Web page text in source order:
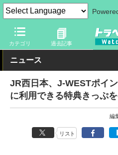
カテゴリ 過去記事
トラベル Watch 旅の方法 鉄旅
ニュース
JR西日本、J-WESTポイ
に利用できる特典きっぷ
編
リスト